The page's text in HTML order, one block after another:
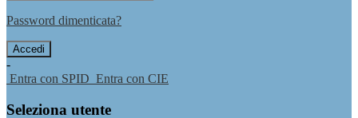
Password dimenticata?
-
Entra con SPID Entra con CIE
Seleziona utente